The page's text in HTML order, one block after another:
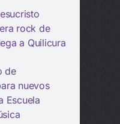
rock de
a Quilicura
de
nuevos
Escuela